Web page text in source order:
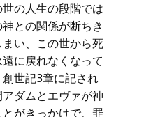
の人生の段階では
との関係が断ちき
い、この世から死
に戻れなくなって
世記3章に記され
ダムとエヴァが神
がきっかけで、罪